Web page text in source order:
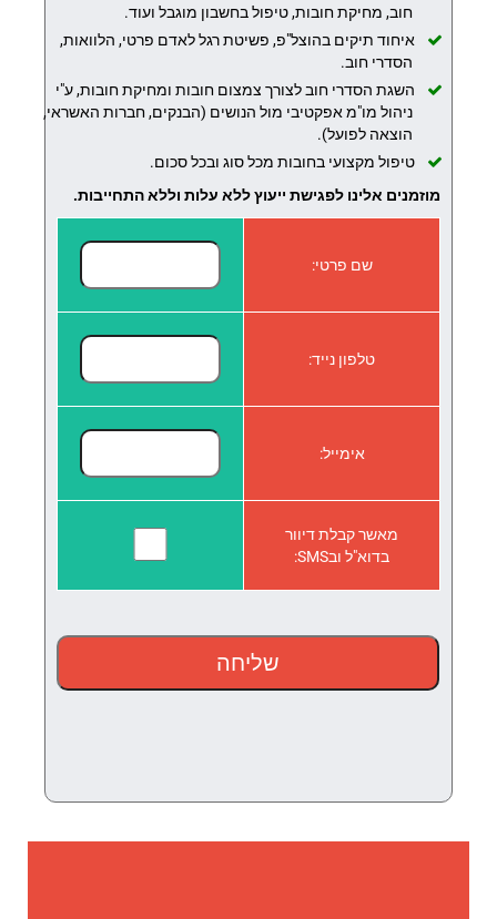
חוב, מחיקת חובות, טיפול בחשבון מוגבל ועוד.
איחוד תיקים בהוצל"פ, פשיטת רגל לאדם פרטי, הלוואות,
הסדרי חוב.
השגת הסדרי חוב לצורך צמצום חובות ומחיקת חובות, ע"י
ניהול מו"מ אפקטיבי מול הנושים (הבנקים, חברות האשראי,
הוצאה לפועל).
טיפול מקצועי בחובות מכל סוג ובכל סכום.
מוזמנים אלינו לפגישת ייעוץ ללא עלות וללא התחייבות.
שם פרטי:
טלפון נייד:
אימייל:
מאשר קבלת דיוור
בדוא"ל ובSMS: